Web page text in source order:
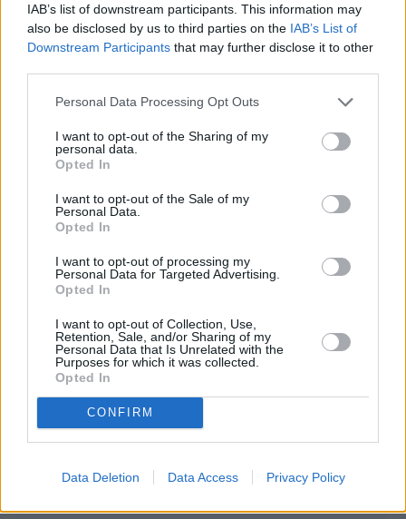
IAB’s list of downstream participants. This information may
also be disclosed by us to third parties on the IAB’s List of
Downstream Participants that may further disclose it to other
Personal Data Processing Opt Outs
I want to opt-out of the Sharing of my
personal data.
Opted In
I want to opt-out of the Sale of my
Personal Data.
Opted In
I want to opt-out of processing my
Personal Data for Targeted Advertising.
Opted In
I want to opt-out of Collection, Use,
Retention, Sale, and/or Sharing of my
Personal Data that Is Unrelated with the
Purposes for which it was collected.
Opted In
CONFIRM
Data Deletion Data Access Privacy Policy
Σύμφωνα με βελγικά ΜΜΕ και το Financial
Times, η πρώην αντιπρόεδρος του
Ευρωπαϊκού Κοινοβουλίου εργάζεται στη
φυλακή κάτι που κάνουν και οι υπόλοιπες
κρατούμενες. Συγκεκριμένα, όπως έγινε
γνωστό,ασχολείται με το μαγείρεμα και την
τύπος αμείβεται με0,75 ευρώ την ώρα, ενώ ο
μισθός που λάμβανε ως ευρωβουλευτής
ήταν 7.146 ευρώ το μήνα μετά τους φόρους,
ενώ είχε λάβει και μηνιαίο επίδομα 4.778
ευρώ.